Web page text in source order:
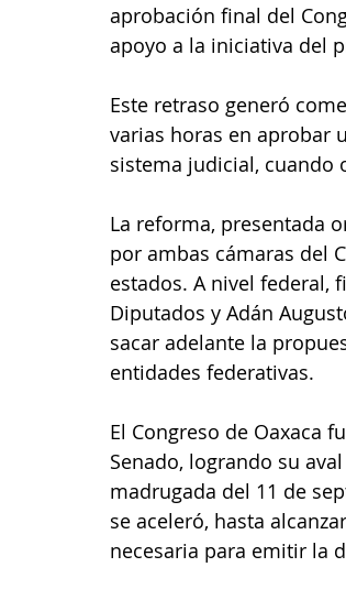
aprobación final del
apoyo a la iniciativa del
Este retraso generó
varias horas en aprobar
sistema judicial, cuando
La reforma, presentada
por ambas cámaras del
estados. A nivel federal,
Diputados y Adán
sacar adelante la
entidades federativas.
El Congreso de Oaxaca
Senado, logrando su
madrugada del 11 de
se aceleró, hasta
necesaria para emitir la